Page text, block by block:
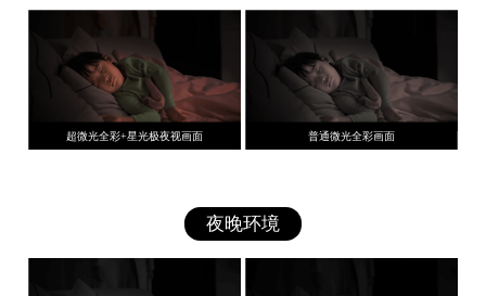
超微光全彩+星光极夜视画面 普通微光全彩画面
夜晚环境